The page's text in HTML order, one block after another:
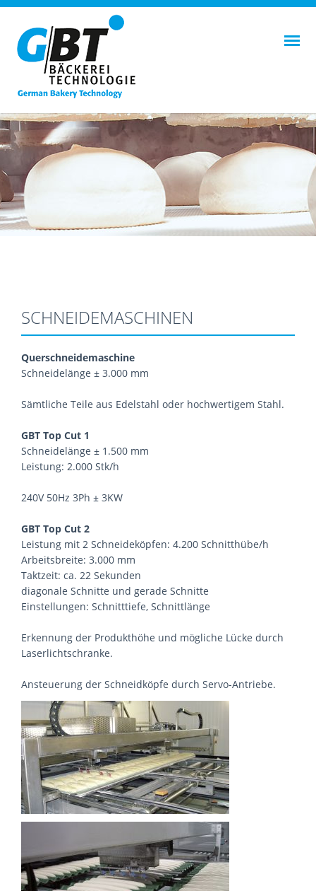
SCHNEIDEMASCHINEN
Querschneidemaschine
Schneidelänge ± 3.000 mm
Sämtliche Teile aus Edelstahl oder hochwertigem Stahl.
GBT Top Cut 1
Schneidelänge ± 1.500 mm
Leistung: 2.000 Stk/h
240V 50Hz 3Ph ± 3KW
GBT Top Cut 2
Leistung mit 2 Schneideköpfen: 4.200 Schnitthübe/h
Arbeitsbreite: 3.000 mm
Taktzeit: ca. 22 Sekunden
diagonale Schnitte und gerade Schnitte
Einstellungen: Schnitttiefe, Schnittlänge
Erkennung der Produkthöhe und mögliche Lücke durch
Laserlichtschranke.
Ansteuerung der Schneidköpfe durch Servo-Antriebe.